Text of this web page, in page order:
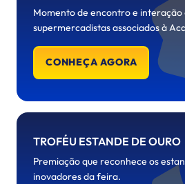
Momento de encontro e interação
supermercadistas associados à
CONHEÇA AGORA
TROFÉU ESTANDE DE OURO
Premiação que reconhece os
inovadores da feira.